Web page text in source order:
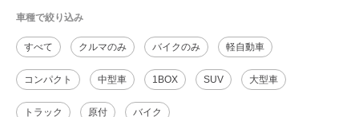
車種で絞り込み
すべて クルマのみ バイクのみ 軽自動車
コンパクト 中型車 1BOX SUV 大型車
トラック 原付 バイク